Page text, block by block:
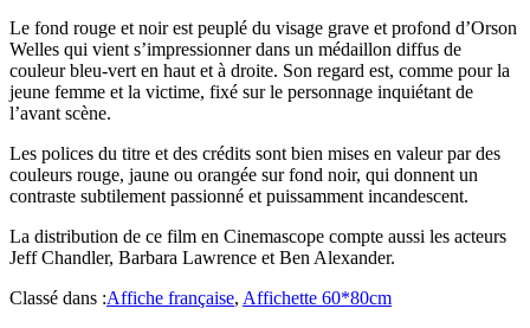
Le fond rouge et noir est peuplé du visage grave et profond d’Orson
Welles qui vient s’impressionner dans un médaillon diffus de
couleur bleu-vert en haut et à droite. Son regard est, comme pour la
jeune femme et la victime, fixé sur le personnage inquiétant de
l’avant scène.
Les polices du titre et des crédits sont bien mises en valeur par des
couleurs rouge, jaune ou orangée sur fond noir, qui donnent un
contraste subtilement passionné et puissamment incandescent.
La distribution de ce film en Cinemascope compte aussi les acteurs
Jeff Chandler, Barbara Lawrence et Ben Alexander.
Classé dans :Affiche française, Affichette 60*80cm